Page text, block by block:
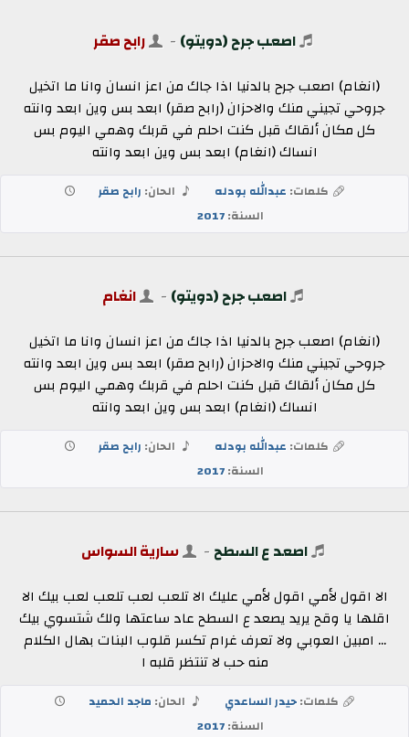
اصعب جرح (دويتو) - رابح صقر
(انغام) اصعب جرح بالدنيا اذا جاك من اعز انسان وانا ما اتخيل
جروحي تجيني منك والاحزان (رابح صقر) ابعد بس وين ابعد وانته
كل مكان ألقاك قبل كنت احلم في قربك وهمي اليوم بس
انساك (انغام) ابعد بس وين ابعد وانته
كلمات: عبدالله بودله الحان: رابح صقر
السنة:2017
اصعب جرح (دويتو) - انغام
(انغام) اصعب جرح بالدنيا اذا جاك من اعز انسان وانا ما اتخيل
جروحي تجيني منك والاحزان (رابح صقر) ابعد بس وين ابعد وانته
كل مكان ألقاك قبل كنت احلم في قربك وهمي اليوم بس
انساك (انغام) ابعد بس وين ابعد وانته
كلمات: عبدالله بودله الحان: رابح صقر
السنة:2017
اصعد ع السطح - سارية السواس
الا اقول لأمي اقول لأمي عليك الا تلعب لعب تلعب لعب بيك الا
اقلها يا وقح يريد يصعد ع السطح عاد ساعتها ولك شتسوي بيك
... امبين العوبي ولا تعرف غرام تكسر قلوب البنات بهال الكلام
منه حب لا تنتظر قلبه ا
كلمات:حيدر الساعدي الحان: ماجد الحميد
السنة:2017